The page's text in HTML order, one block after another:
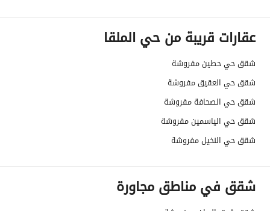
تفاصيل اضافية
عمر العقار
عرض الشارع
رقم المخطط
واجهة العقار
-
عقارات قريبة من حي الملقا
شقق حي حطين مفروشة
شقق حي العقيق مفروشة
شقق حي الصحافة مفروشة
شقق حي الياسمين مفروشة
شقق حي النخيل مفروشة
شقق في مناطق مجاورة